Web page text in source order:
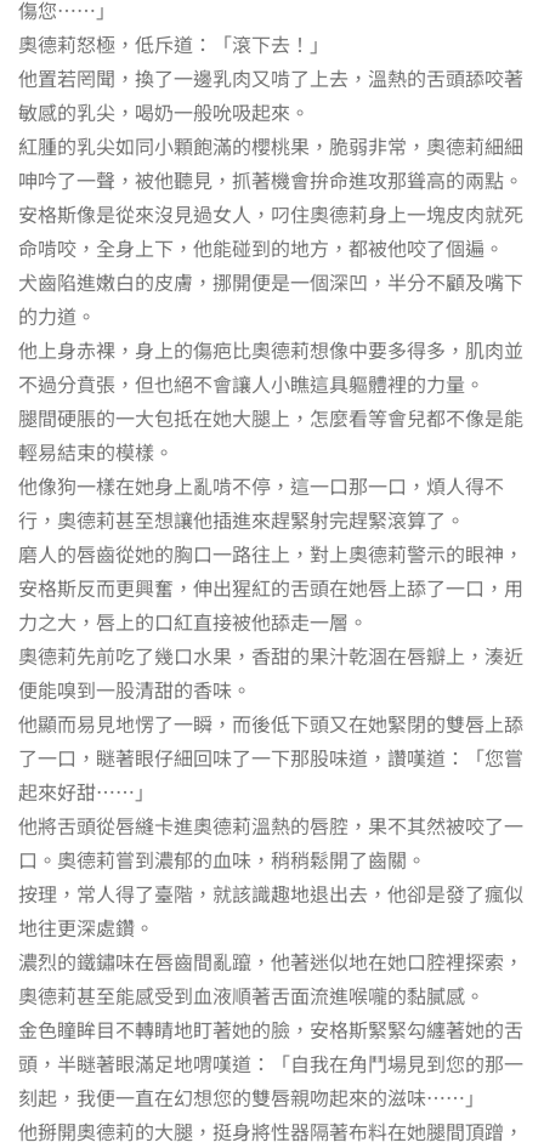
傷您……」
奧德莉怒極，低斥道：「滾下去！」
他置若罔聞，換了一邊乳肉又啃了上去，溫熱的舌頭舔咬著
敏感的乳尖，喝奶一般吮吸起來。
紅腫的乳尖如同小顆飽滿的櫻桃果，脆弱非常，奧德莉細細
呻吟了一聲，被他聽見，抓著機會拚命進攻那聳高的兩點。
安格斯像是從來沒見過女人，叼住奧德莉身上一塊皮肉就死
命啃咬，全身上下，他能碰到的地方，都被他咬了個遍。
犬齒陷進嫩白的皮膚，挪開便是一個深凹，半分不顧及嘴下
的力道。
他上身赤裸，身上的傷疤比奧德莉想像中要多得多，肌肉並
不過分賁張，但也絕不會讓人小瞧這具軀體裡的力量。
腿間硬脹的一大包抵在她大腿上，怎麼看等會兒都不像是能
輕易結束的模樣。
他像狗一樣在她身上亂啃不停，這一口那一口，煩人得不
行，奧德莉甚至想讓他插進來趕緊射完趕緊滾算了。
磨人的唇齒從她的胸口一路往上，對上奧德莉警示的眼神，
安格斯反而更興奮，伸出猩紅的舌頭在她唇上舔了一口，用
力之大，唇上的口紅直接被他舔走一層。
奧德莉先前吃了幾口水果，香甜的果汁乾涸在唇瓣上，湊近
便能嗅到一股清甜的香味。
他顯而易見地愣了一瞬，而後低下頭又在她緊閉的雙唇上舔
了一口，瞇著眼仔細回味了一下那股味道，讚嘆道：「您嘗
起來好甜……」
他將舌頭從唇縫卡進奧德莉溫熱的唇腔，果不其然被咬了一
口。奧德莉嘗到濃郁的血味，稍稍鬆開了齒關。
按理，常人得了臺階，就該識趣地退出去，他卻是發了瘋似
地往更深處鑽。
濃烈的鐵鏽味在唇齒間亂躥，他著迷似地在她口腔裡探索，
奧德莉甚至能感受到血液順著舌面流進喉嚨的黏膩感。
金色瞳眸目不轉睛地盯著她的臉，安格斯緊緊勾纏著她的舌
頭，半瞇著眼滿足地喟嘆道：「自我在角鬥場見到您的那一
刻起，我便一直在幻想您的雙唇親吻起來的滋味……」
他掰開奧德莉的大腿，挺身將性器隔著布料在她腿間頂蹭，